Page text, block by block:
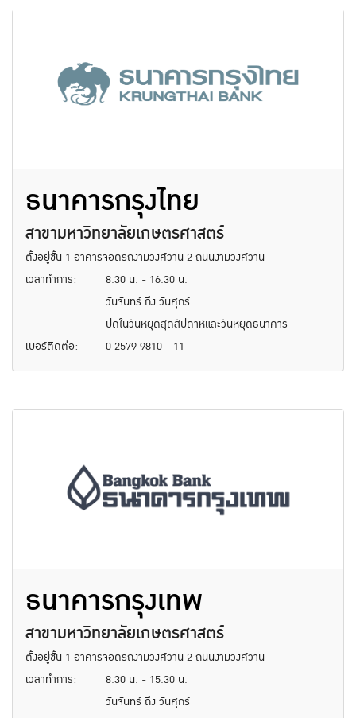
ธนาคารกรุงไทย
สาขามหาวิทยาลัยเกษตรศาสตร์
ตั้งอยู่ชั้น 1 อาคารจอดรถงามวงศ์วาน 2 ถนนงามวงศ์วาน
เวลาทำการ:
8.30 น. - 16.30 น.
วันจันทร์ ถึง วันศุกร์
ปิดในวันหยุดสุดสัปดาห์และวันหยุดธนาคาร
เบอร์ติดต่อ:
0 2579 9810 - 11
ธนาคารกรุงเทพ
สาขามหาวิทยาลัยเกษตรศาสตร์
ตั้งอยู่ชั้น 1 อาคารจอดรถงามวงศ์วาน 2 ถนนงามวงศ์วาน
เวลาทำการ:
8.30 น. - 15.30 น.
วันจันทร์ ถึง วันศุกร์